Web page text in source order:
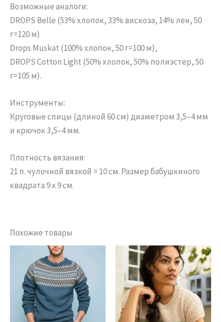
Возможные аналоги:
DROPS Belle (53% хлопок, 33% вискоза, 14% лен, 50
г=120 м)
Drops Muskat (100% хлопок, 50 г=100 м),
DROPS Cotton Light (50% хлопок, 50% полиэстер, 50
г=105 м).
Инструменты:
Круговые спицы (длиной 60 см) диаметром 3,5–4 мм
и крючок 3,5–4 мм.
Плотность вязания:
21 п. чулочной вязкой = 10 см. Размер бабушкиного
квадрата 9 х 9 см.
Похожие товары